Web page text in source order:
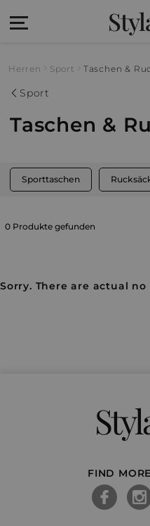
Herren Sport Taschen &
Sport
Taschen &
Sporttaschen
0 Produkte gefunden
Sorry. There are actual
FIND